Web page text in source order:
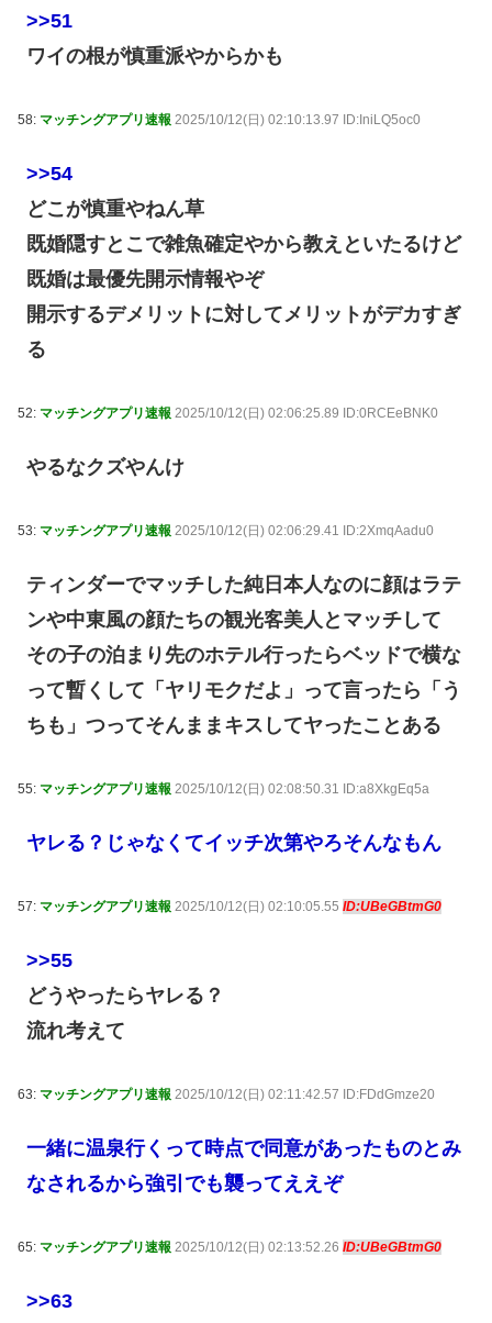
>>51
ワイの根が慎重派やからかも
58: マッチングアプリ速報 2025/10/12(日) 02:10:13.97 ID:IniLQ5oc0
>>54
どこが慎重やねん草
既婚隠すとこで雑魚確定やから教えといたるけど
既婚は最優先開示情報やぞ
開示するデメリットに対してメリットがデカすぎ
る
52: マッチングアプリ速報 2025/10/12(日) 02:06:25.89 ID:0RCEeBNK0
やるなクズやんけ
53: マッチングアプリ速報 2025/10/12(日) 02:06:29.41 ID:2XmqAadu0
ティンダーでマッチした純日本人なのに顔はラテ
ンや中東風の顔たちの観光客美人とマッチして
その子の泊まり先のホテル行ったらベッドで横な
って暫くして「ヤリモクだよ」って言ったら「う
ちも」つってそんままキスしてヤったことある
55: マッチングアプリ速報 2025/10/12(日) 02:08:50.31 ID:a8XkgEq5a
ヤレる？じゃなくてイッチ次第やろそんなもん
57: マッチングアプリ速報 2025/10/12(日) 02:10:05.55 ID:UBeGBtmG0
>>55
どうやったらヤレる？
流れ考えて
63: マッチングアプリ速報 2025/10/12(日) 02:11:42.57 ID:FDdGmze20
一緒に温泉行くって時点で同意があったものとみ
なされるから強引でも襲ってええぞ
65: マッチングアプリ速報 2025/10/12(日) 02:13:52.26 ID:UBeGBtmG0
>>63